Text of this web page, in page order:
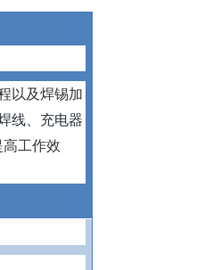
以及焊锡加
线、充电器
工作效